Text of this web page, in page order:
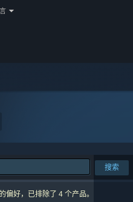
搜索
偏好，已排除了 4 个产品。